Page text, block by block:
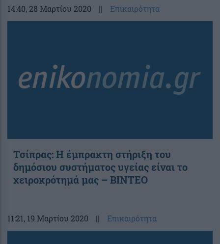
14:40, 28 Μαρτίου 2020 || Επικαιρότητα
Τσίπρας: Η έμπρακτη στήριξη του
δημόσιου συστήματος υγείας είναι το
χειροκρότημά μας – ΒΙΝΤΕΟ
11:21, 19 Μαρτίου 2020 || Επικαιρότητα